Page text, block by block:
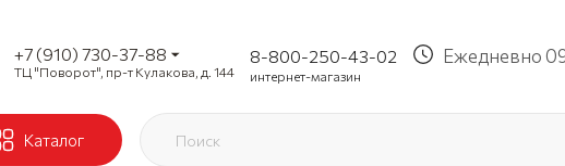
+7 (910) 730-37-88
ТЦ "Поворот", пр-т Кулакова, д. 144
8-800-250-43-02
интернет-магазин
Ежедневно
Каталог